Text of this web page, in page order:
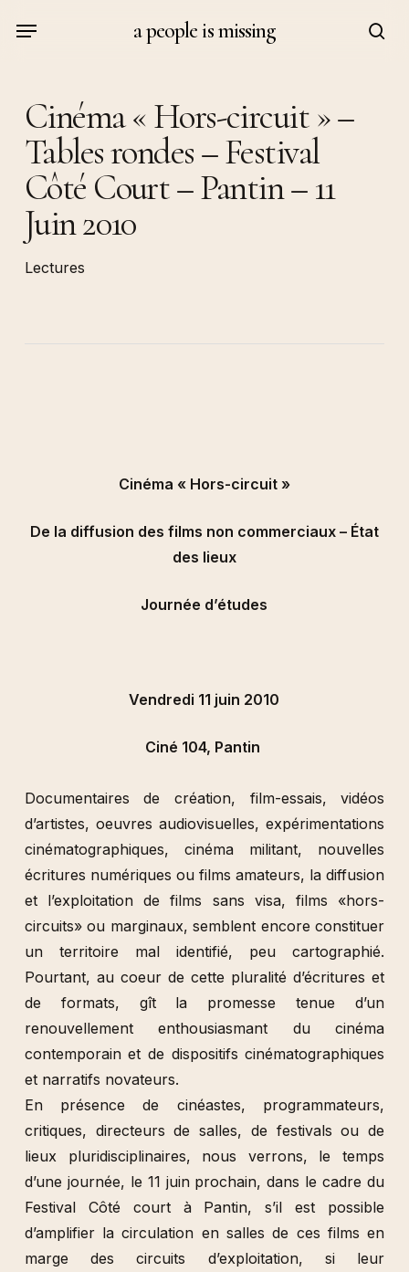
a people is missing
Menu
Cinéma « Hors-circuit » –
Tables rondes – Festival
Côté Court – Pantin – 11
Juin 2010
Lectures
Cinéma « Hors-circuit »
De la diffusion des films non commerciaux – État
des lieux
Journée d’études
Vendredi 11 juin 2010
Ciné 104, Pantin
Documentaires de création, film-essais, vidéos
d’artistes, oeuvres audiovisuelles, expérimentations
cinématographiques, cinéma militant, nouvelles
écritures numériques ou films amateurs, la diffusion
et l’exploitation de films sans visa, films «hors-
circuits» ou marginaux, semblent encore constituer
un territoire mal identifié, peu cartographié.
Pourtant, au coeur de cette pluralité d’écritures et
de formats, gît la promesse tenue d’un
renouvellement enthousiasmant du cinéma
contemporain et de dispositifs cinématographiques
et narratifs novateurs.
En présence de cinéastes, programmateurs,
critiques, directeurs de salles, de festivals ou de
lieux pluridisciplinaires, nous verrons, le temps
d’une journée, le 11 juin prochain, dans le cadre du
Festival Côté court à Pantin, s’il est possible
d’amplifier la circulation en salles de ces films en
marge des circuits d’exploitation, si leur